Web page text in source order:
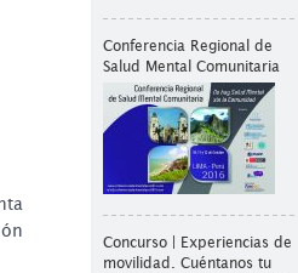
Conferencia Regional de
Salud Mental Comunitaria
Concurso | Experiencias de
movilidad. Cuéntanos tu